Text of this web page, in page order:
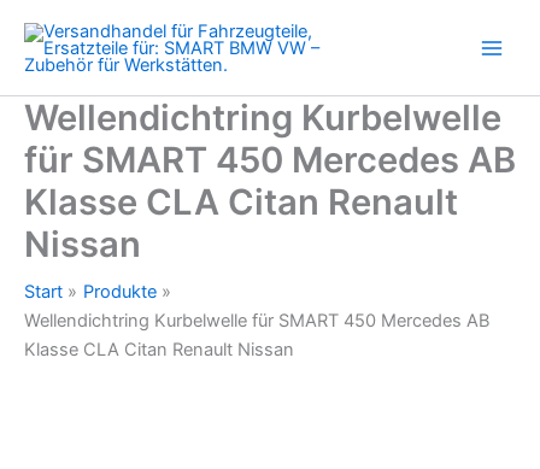
Inhalt
springen
Wellendichtring Kurbelwelle
für SMART 450 Mercedes AB
Klasse CLA Citan Renault
Nissan
Start
Produkte
Wellendichtring Kurbelwelle für SMART 450 Mercedes AB
Klasse CLA Citan Renault Nissan
AB
Klasse
CLA
Citan
Renault
Nissan
Menge